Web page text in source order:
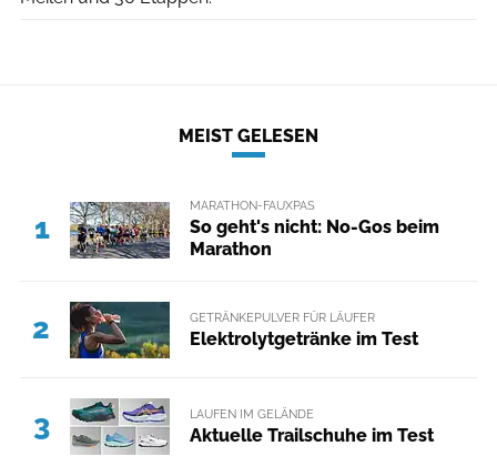
MEIST GELESEN
1
MARATHON-FAUXPAS
So geht's nicht: No-Gos beim
Marathon
2 GETRÄNKEPULVER FÜR LÄUFER
Elektrolytgetränke im Test
3 LAUFEN IM GELÄNDE
Aktuelle Trailschuhe im Test